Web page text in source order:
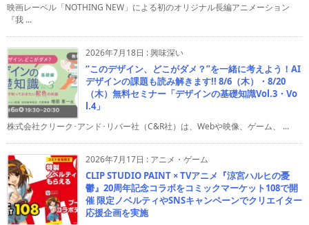
映画レーベル「NOTHING NEW」による初のオリジナル長編アニメーション
『我 ...
2026年7月18日 :興味深い
“このデザイン、どこがダメ？”を一緒に考えよう！AI
デザインの課題も読み解きます!! 8/6（木）・8/20
（木）無料セミナー「デザインの基礎知識Vol.3・Vo
l.4」
株式会社クリーク･アンド･リバー社（C&R社）は、Webや映像、ゲーム、 ...
2026年7月17日 : アニメ・ゲーム
CLIP STUDIO PAINT × TVアニメ『涼宮ハルヒの憂
鬱』20周年記念コラボをコミックマーケット108で開
催 限定ノベルティやSNSキャンペーンでクリエイター
応援企画を実施